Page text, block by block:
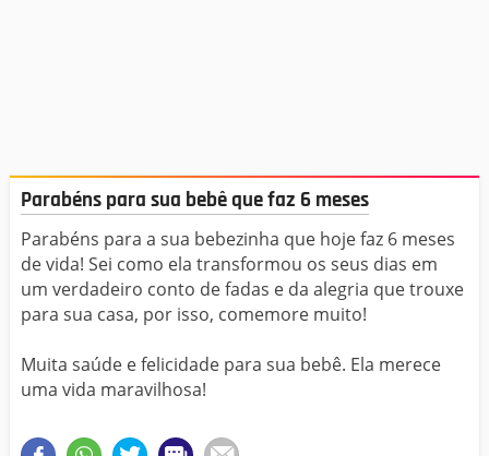
Parabéns para sua bebê que faz 6 meses
Parabéns para a sua bebezinha que hoje faz 6 meses
de vida! Sei como ela transformou os seus dias em
um verdadeiro conto de fadas e da alegria que trouxe
para sua casa, por isso, comemore muito!
Muita saúde e felicidade para sua bebê. Ela merece
uma vida maravilhosa!